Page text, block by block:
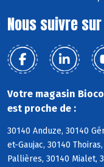
Nous suivre sur
Votre magasin
est proche de :
30140 Anduze, 30140
et-Gaujac, 30140
Pallières, 30140 Mialet,